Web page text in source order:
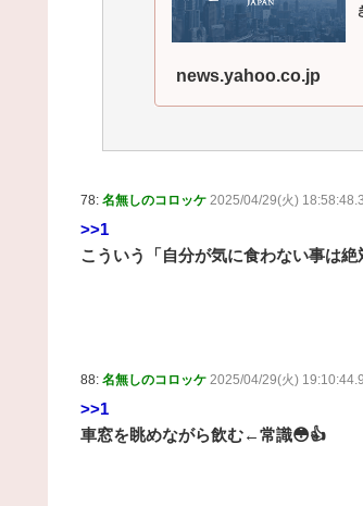
news.yahoo.co.jp
78: 名無しのコロッケ 2025/04/29(火)
>>1
こういう「自分が気に食わない事は
88: 名無しのコロッケ 2025/04/29(火)
>>1
車窓を眺めながら飲む←常識😳👍